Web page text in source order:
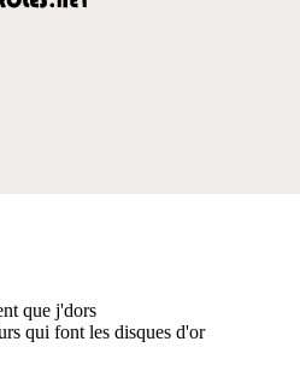
que j'dors
qui font les disques d'or